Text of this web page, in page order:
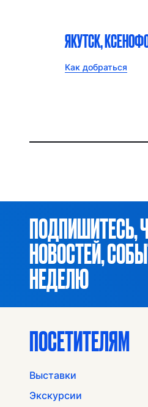
ЯКУТСК,
Как добраться
ПОДПИШИТЕСЬ,
НОВОСТЕЙ,
НЕДЕЛЮ
ПОСЕТИТЕЛЯМ
Выставки
Экскурсии